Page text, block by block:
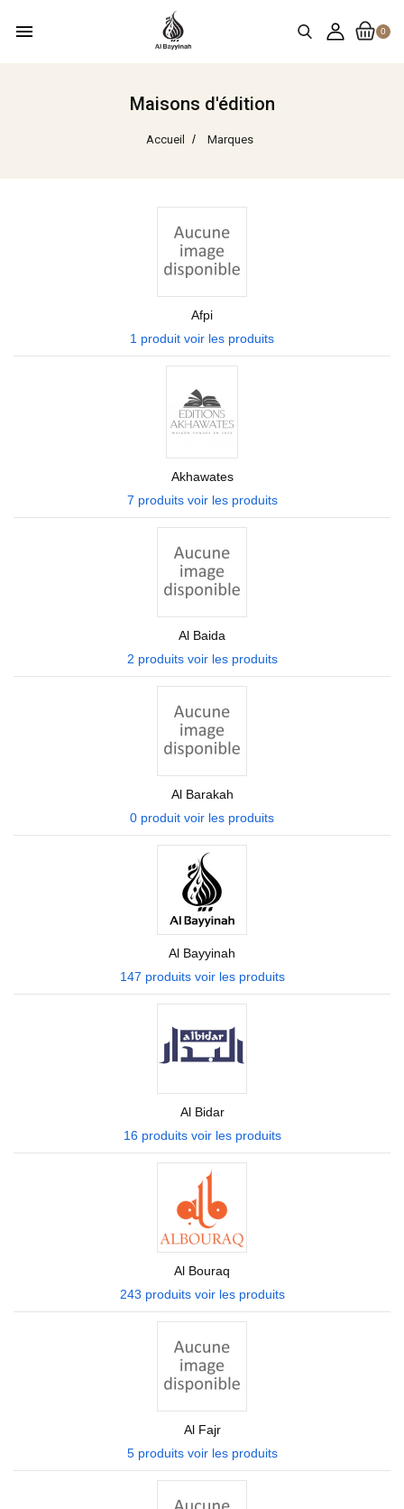
0
menu
Maisons d'édition
Accueil Marques
Afpi
1 produit voir les produits
Akhawates
7 produits voir les produits
Al Baida
2 produits voir les produits
Al Barakah
0 produit voir les produits
Al Bayyinah
147 produits voir les produits
Al Bidar
16 produits voir les produits
Al Bouraq
243 produits voir les produits
Al Fajr
5 produits voir les produits